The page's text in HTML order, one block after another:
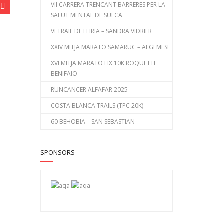
VII CARRERA TRENCANT BARRERES PER LA
SALUT MENTAL DE SUECA
VI TRAIL DE LLIRIA – SANDRA VIDRIER
XXIV MITJA MARATO SAMARUC – ALGEMESI
XVI MITJA MARATO I IX 10K ROQUETTE
BENIFAIO
RUNCANCER ALFAFAR 2025
COSTA BLANCA TRAILS (TPC 20K)
60 BEHOBIA – SAN SEBASTIAN
SPONSORS